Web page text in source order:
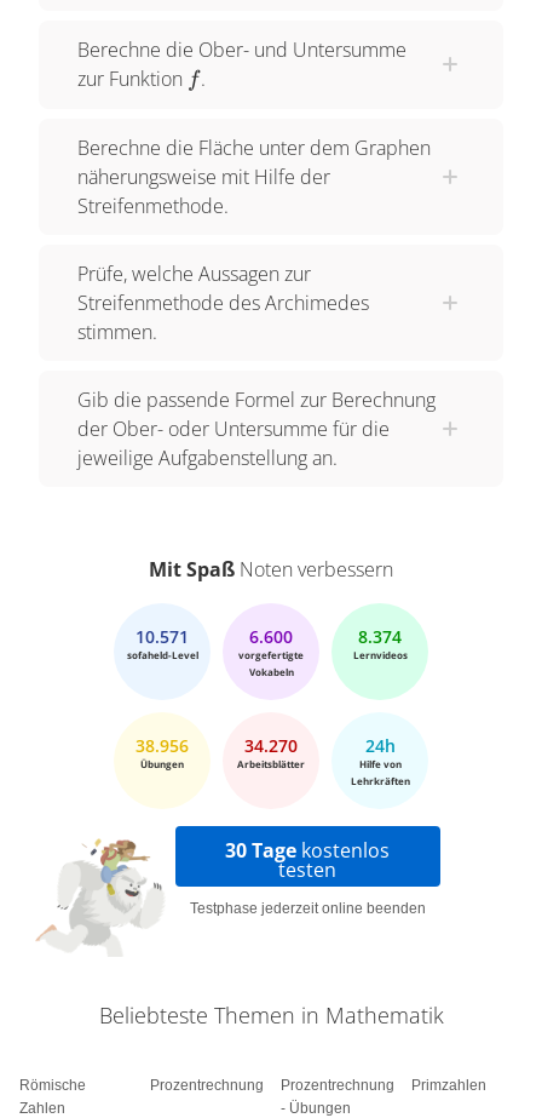
Berechne die Ober- und Untersumme
zur Funktion ff.
Berechne die Fläche unter dem Graphen
näherungsweise mit Hilfe der
Streifenmethode.
Prüfe, welche Aussagen zur
Streifenmethode des Archimedes
stimmen.
Gib die passende Formel zur Berechnung
der Ober- oder Untersumme für die
jeweilige Aufgabenstellung an.
Mit Spaß Noten verbessern
10.571
sofaheld-Level
6.600
vorgefertigte
Vokabeln
8.374
Lernvideos
38.956
Übungen
34.270
Arbeitsblätter
24h
Hilfe von
Lehrkräften
30 Tage kostenlos
testen
Testphase jederzeit online beenden
Beliebteste Themen in Mathematik
Römische
Zahlen
Prozentrechnung
Prozentrechnung
- Übungen
Primzahlen